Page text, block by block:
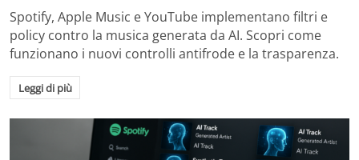
Spotify, Apple Music e YouTube implementano filtri e
policy contro la musica generata da AI. Scopri come
funzionano i nuovi controlli antifrode e la trasparenza.
Leggi di più